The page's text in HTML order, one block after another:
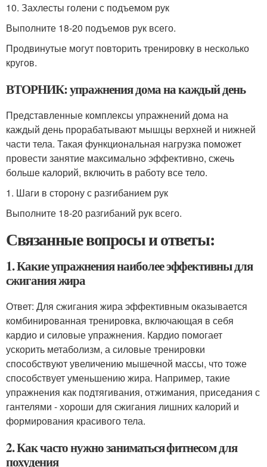
10. Захлесты голени с подъемом рук
Выполните 18-20 подъемов рук всего.
Продвинутые могут повторить тренировку в несколько
кругов.
ВТОРНИК: упражнения дома на каждый день
Представленные комплексы упражнений дома на
каждый день прорабатывают мышцы верхней и нижней
части тела. Такая функциональная нагрузка поможет
провести занятие максимально эффективно, сжечь
больше калорий, включить в работу все тело.
1. Шаги в сторону с разгибанием рук
Выполните 18-20 разгибаний рук всего.
Связанные вопросы и ответы:
1. Какие упражнения наиболее эффективны для
сжигания жира
Ответ: Для сжигания жира эффективным оказывается
комбинированная тренировка, включающая в себя
кардио и силовые упражнения. Кардио помогает
ускорить метаболизм, а силовые тренировки
способствуют увеличению мышечной массы, что тоже
способствует уменьшению жира. Например, такие
упражнения как подтягивания, отжимания, приседания с
гантелями - хороши для сжигания лишних калорий и
формирования красивого тела.
2. Как часто нужно заниматься фитнесом для
похудения